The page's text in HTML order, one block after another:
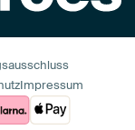
Impressum